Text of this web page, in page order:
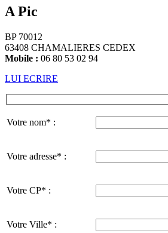
A Pic
BP 70012
63408 CHAMALIERES CEDEX
Mobile : 06 80 53 02 94
LUI ECRIRE
Votre nom* :
Votre adresse* :
Votre CP* :
Votre Ville* :